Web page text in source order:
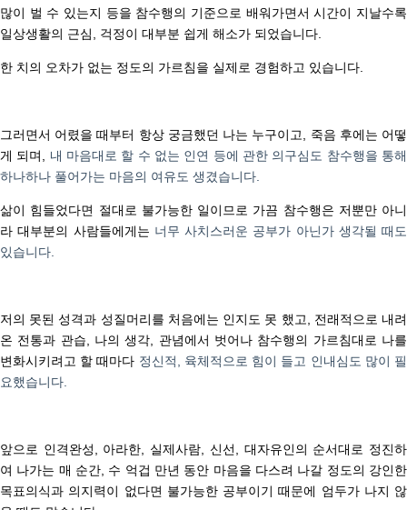
많이 벌 수 있는지 등을 참수행의 기준으로 배워가면서시간이 지날수록
일상생활의 근심
걱정이 대부분 쉽게 해소가 되었습니다
한 치의 오차가 없는 정도의 가르침을 실제로 경험하고 있습니다
그러면서 어렸을 때부터 항상 궁금했던 나는 누구이고
죽음 후에는 어떻
게 되며
내 마음대로 할 수 없는 인연 등에 관한 의구심도 참수행을 통해
하나하나 풀어가는 마음의 여유도 생겼습니다
삶이 힘들었다면 절대로 불가능한 일이므로 가끔 참수행은 저뿐만 아니
라 대부분의 사람들에게는 너무 사치스러운 공부가 아닌가 생각될 때도
있습니다
저의 못된 성격과 성질머리를 처음에는 인지도 못 했고
전래적으로 내려
온 전통과 관습
나의 생각 관념에서 벗어나 참수행의 가르침대로 나를
변화시키려고 할 때마다 정신적
육체적으로 힘이 들고 인내심도 많이 필
요했습니다
앞으로 인격완성 아라한 실제사람 신선
대자유인의 순서대로 정진하
여 나가는 매 순간 수 억겁 만년 동안 마음을 다스려 나갈 정도의 강인한
목표의식과 의지력이 없다면 불가능한 공부이기 때문에 엄두가 나지 않